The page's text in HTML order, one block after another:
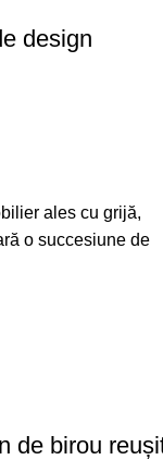
design
ales cu grijă,
o succesiune de
de birou